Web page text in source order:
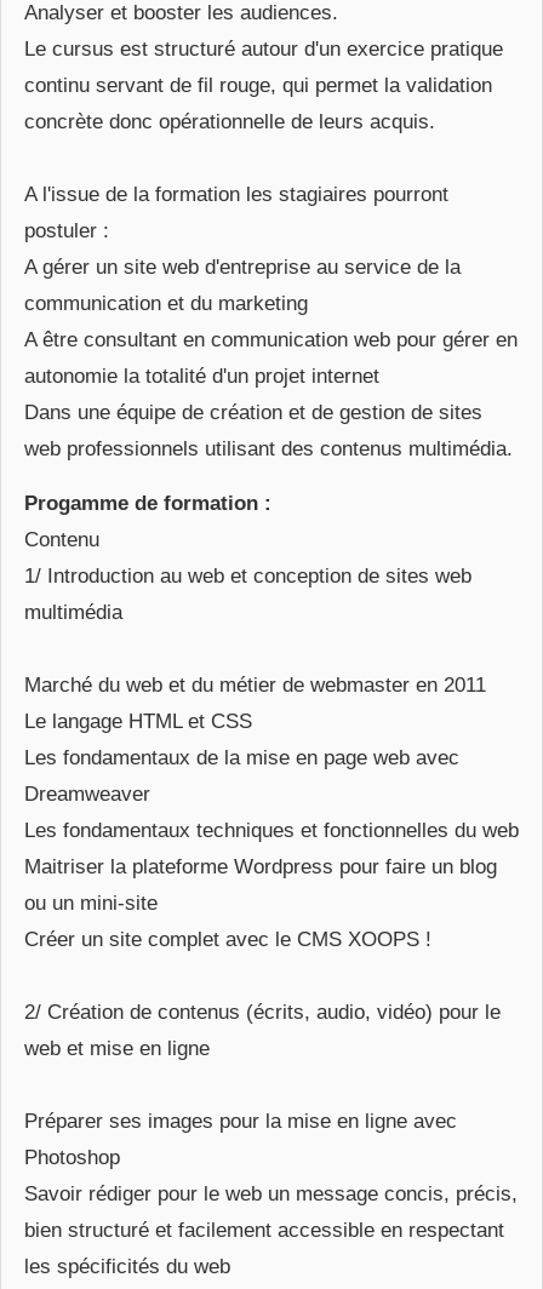
Analyser et booster les audiences.
Le cursus est structuré autour d'un exercice pratique
continu servant de fil rouge, qui permet la validation
concrète donc opérationnelle de leurs acquis.
A l'issue de la formation les stagiaires pourront
postuler :
A gérer un site web d'entreprise au service de la
communication et du marketing
A être consultant en communication web pour gérer en
autonomie la totalité d'un projet internet
Dans une équipe de création et de gestion de sites
web professionnels utilisant des contenus multimédia.
Progamme de formation :
Contenu
1/ Introduction au web et conception de sites web
multimédia
Marché du web et du métier de webmaster en 2011
Le langage HTML et CSS
Les fondamentaux de la mise en page web avec
Dreamweaver
Les fondamentaux techniques et fonctionnelles du web
Maitriser la plateforme Wordpress pour faire un blog
ou un mini-site
Créer un site complet avec le CMS XOOPS !
2/ Création de contenus (écrits, audio, vidéo) pour le
web et mise en ligne
Préparer ses images pour la mise en ligne avec
Photoshop
Savoir rédiger pour le web un message concis, précis,
bien structuré et facilement accessible en respectant
les spécificités du web